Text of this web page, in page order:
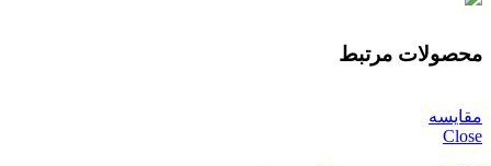
محصولات مرتبط
مقایسه
Close